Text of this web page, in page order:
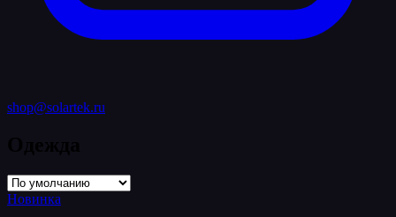
shop@solartek.ru
Новинка